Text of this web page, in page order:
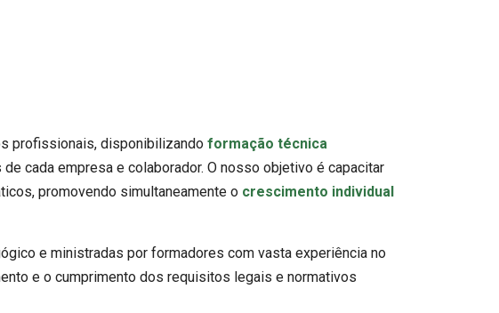
profissionais, disponibilizando formação técnica
cada empresa e colaborador. O nosso objetivo é capacitar
promovendo simultaneamente o crescimento individual
e ministradas por formadores com vasta experiência no
e o cumprimento dos requisitos legais e normativos